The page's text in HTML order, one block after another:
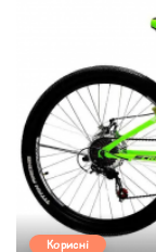
Корисні